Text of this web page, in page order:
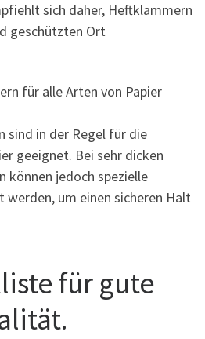
sich daher, Heftklammern
geschützten Ort
für alle Arten von Papier
in der Regel für die
geeignet. Bei sehr dicken
können jedoch spezielle
um einen sicheren Halt
für gute